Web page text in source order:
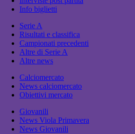
Info biglietti
Serie A
Risultati e classifica
Campionati precedenti
Altre di Serie A
Altre news
Calciomercato
News calciomercato
Obiettivi mercato
Giovanili
News Viola Primavera
News Giovanili